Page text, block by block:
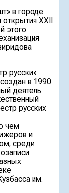
в городе
XXII
этого
русских
в 1990
деятель
русских
чем
и
среди
им.